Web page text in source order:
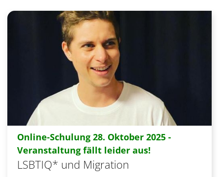
Online-Schulung 28. Oktober 2025 -
Veranstaltung fällt leider aus!
LSBTIQ* und Migration